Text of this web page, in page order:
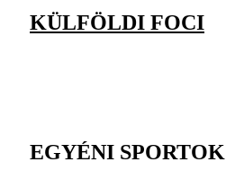
KÜLFÖLDI FOCI
EGYÉNI SPORTOK